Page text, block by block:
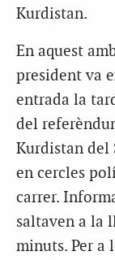
Kurdistan.
En aquest
president va
entrada la
del
Kurdistan del
en cercles
carrer.
saltaven a la
minuts. Per a